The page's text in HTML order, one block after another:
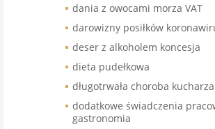
dania z owocami morza VAT
darowizny posiłków
deser z alkoholem koncesja
dieta pudełkowa
długotrwała choroba kucharza
dodatkowe świadczenia
gastronomia